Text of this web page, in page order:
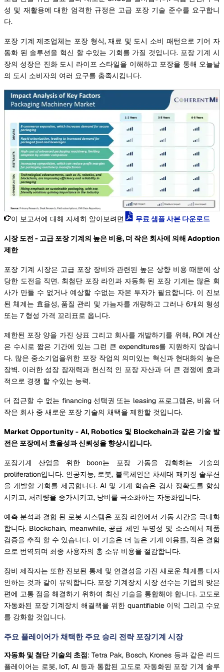
성 및 재활용에 대한 엄격한 규정은 고급 포장 기술 준수를 요구합니
다.
포장 기계 제조업체는 포장 형식, 재료 및 도시 소비 패턴으로 기어 자
동화 된 솔루션을 혁신 할 수있는 기회를 가질 것입니다. 포장 기계 시
장의 성장은 진화 도시 라이프 스타일을 이해하고 포장을 통해 오늘날
의 도시 소비자의 여러 요구를 충족시킵니다.
이 보고서에 대해 자세히 알아보려면 무료 샘플 사본 다운로드
시장 도전 - 고급 포장 기계의 높은 비용, 더 작은 회사에 의해 Adoption
제한
포장 기계 시장은 고급 포장 장비와 관련된 높은 상향 비용 때문에 상
당한 도전을 직면. 최첨단 포장 라인과 자동화 된 포장 기계는 많은 회
사가 만들 수 없거나 예상할 수없는 자본 투자가 필요합니다. 이 진보
된 체계는 효율성, 품질 관리 및 가늠자를 개량하고 그러나 6개의 형성
또는 7 형성 가격 꼬리표로 옵니다.
제한된 포장 양을 가진 상표 그리고 회사를 개발하기를 위해, ROI 계산
은 수시로 짧은 기간에 있는 그런 큰 expenditures를 지원하지 않습니
다. 많은 중소기업을위한 포장 작업의 의미있는 혁신과 현대화의 높은
장벽. 이러한 성장 잠재력과 헌신적 인 포장 자산과 더 큰 경쟁에 효과
적으로 경쟁 할 수있는 능력.
더 접근할 수 없는 financing 선택권 또는 leasing 프로그램은, 비용 더
작은 회사 중 새로운 포장 기술의 채택을 제한할 것입니다.
Market Opportunity - AI, Robotics 및 Blockchain과 같은 기술 발
전은 포장에서 효율성과 신뢰성을 향상시킵니다.
포장기계 산업을 위한 boon는 포장 가동을 강화하는 기술의
proliferation입니다. 인공지능, 로봇, 블록체인은 차세대 패키징 솔루션
을 개발할 기회를 제공합니다. AI 및 기계 학습은 검사 정확도를 향상
시키고, 처리량을 증가시키고, 낭비를 극소화하는 자동화입니다.
예측 분석과 결합 된 로봇 시스템은 포장 라인에서 가동 시간을 극대화
합니다. Blockchain, meanwhile, 공급 체인 투명성 및 소스에서 제품
검증을 추적 할 수 있습니다. 이 기술은 더 높은 기계 이용률, 적은 결함
으로 번역되며 최종 사용자의 총 소유 비용을 절감합니다.
장비 제작자는 또한 진보된 통제 및 연결성을 가진 새로운 체계를 디자
인하는 것과 같이 유익합니다. 포장 기계장치 시장 선수는 기업의 맞은
편에 고통 점을 해결하기 위하여 최신 기술을 통합해야 합니다. 고도로
자동화된 포장 기계장치 해결책을 위한 quantifiable 이익 그리고 수요
를 강화할 것입니다.
주요 플레이어가 채택한 주요 승리 전략 포장기계 시장
자동화 및 첨단 기술의 초점: Tetra Pak, Bosch, Krones 등과 같은 리드
플레이어는 로봇, IoT, AI 등과 통합된 고도로 자동화된 포장 기계 솔루